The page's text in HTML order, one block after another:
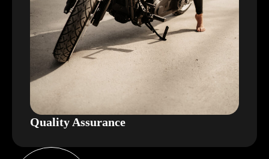
Quality Assurance